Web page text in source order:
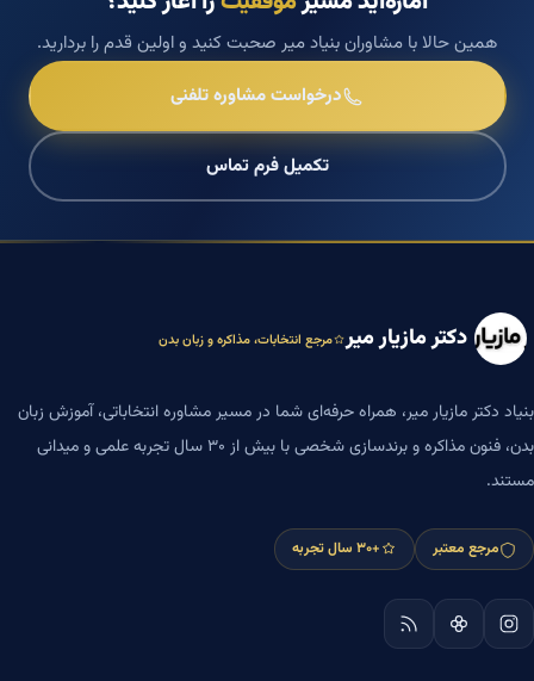
همین حالا با مشاوران بنیاد میر صحبت کنید و اولین قدم را بردارید.
درخواست مشاوره تلفنی
تکمیل فرم تماس
دکتر مازیار میر مرجع انتخابات، مذاکره و زبان بدن
بنیاد دکتر مازیار میر، همراه حرفه‌ای شما در مسیر مشاوره انتخاباتی، آموزش زبان
بدن، فنون مذاکره و برندسازی شخصی با بیش از ۳۰ سال تجربه علمی و میدانی
مستند.
مرجع معتبر +۳۰ سال تجربه